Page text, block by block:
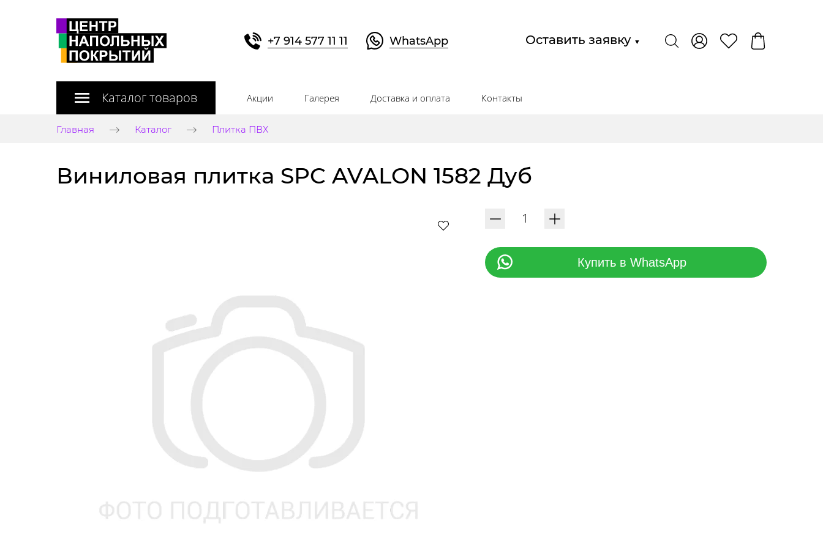
+7 914 577 11 11 WhatsApp Оставить заявку ▼
Каталог товаров Акции Галерея Доставка и оплата Контакты
Главная Каталог Плитка ПВХ
Виниловая плитка SPC AVALON 1582 Дуб
Купить в WhatsApp